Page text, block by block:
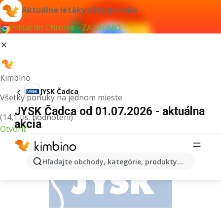
Aktuálne letáky vždy po ruke
Pridať do Chrome - ZADARMO
Kimbino
Všetky ponuky na jednom mieste
(14,1 tis. hodnotení)
Otvoriť
Hľadajte obchody, kategórie, produkty...
JYSK Čadca
JYSK Čadca od 01.07.2026 - aktuálna
akcia